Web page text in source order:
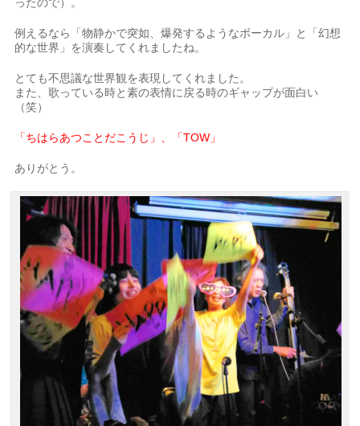
例えるなら「物静かで突如、爆発するようなボーカル」と「幻想
的な世界」を演奏してくれましたね。
とても不思議な世界観を表現してくれました。
また、歌っている時と素の表情に戻る時のギャップが面白い
（笑）
「ちはらあつことだこうじ」、「TOW」
ありがとう。